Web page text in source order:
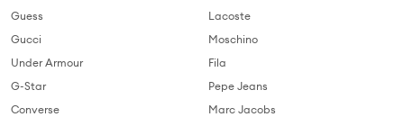
Guess
Gucci
Under Armour
G-Star
Converse
Lacoste
Moschino
Fila
Pepe Jeans
Marc Jacobs